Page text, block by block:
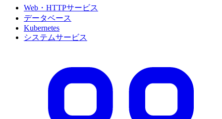
Web・HTTPサービス
データベース
Kubernetes
システムサービス